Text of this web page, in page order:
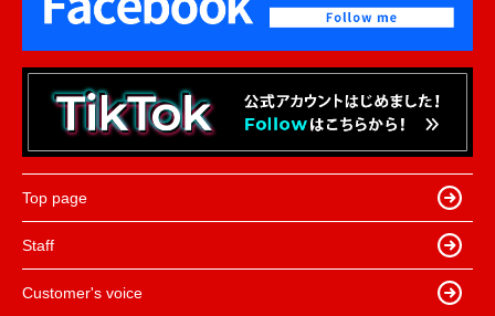
Top page
Staff
Customer's voice